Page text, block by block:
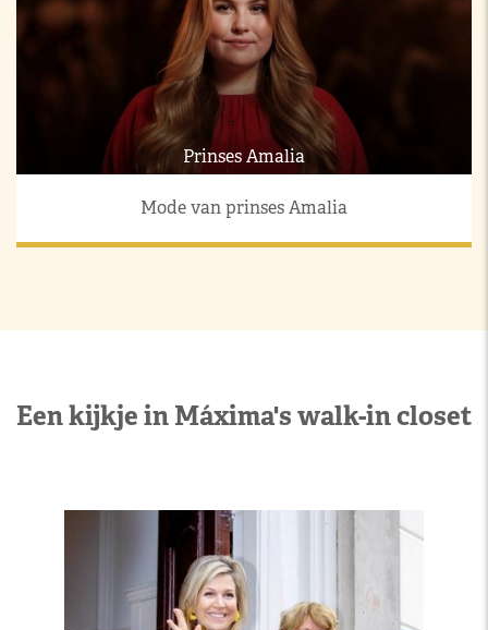
Prinses Amalia
Mode van prinses Amalia
Een kijkje in Máxima's walk-in closet